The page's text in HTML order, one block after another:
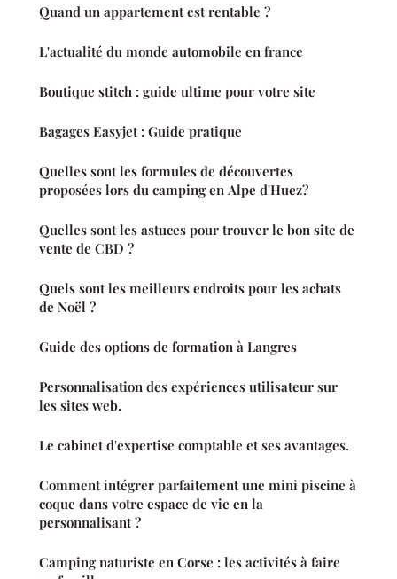
Quand un appartement est rentable ?
L'actualité du monde automobile en france
Boutique stitch : guide ultime pour votre site
Bagages Easyjet : Guide pratique
Quelles sont les formules de découvertes
proposées lors du camping en Alpe d'Huez?
Quelles sont les astuces pour trouver le bon site de
vente de CBD ?
Quels sont les meilleurs endroits pour les achats
de Noël ?
Guide des options de formation à Langres
Personnalisation des expériences utilisateur sur
les sites web.
Le cabinet d'expertise comptable et ses avantages.
Comment intégrer parfaitement une mini piscine à
coque dans votre espace de vie en la
personnalisant ?
Camping naturiste en Corse : les activités à faire